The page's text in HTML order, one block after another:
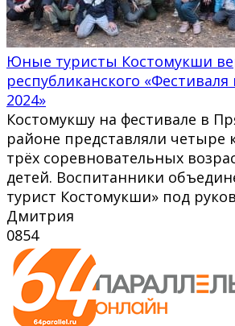
Юные туристы Костомукши
республиканского
2024»
Костомукшу на фестивале в
районе представляли четыре
трёх соревновательных
детей. Воспитанники
турист Костомукши» под
Дмитрия
0854